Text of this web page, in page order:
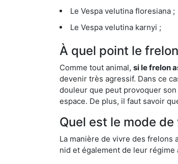
Le Vespa velutina floresiana ;
Le Vespa velutina karnyi ;
À quel point le
Comme tout animal, si le frelon
devenir très agressif. Dans ce
douleur que peut provoquer
espace. De plus, il faut savoir
Quel est le mode
La manière de vivre des
nid et également de leur régime